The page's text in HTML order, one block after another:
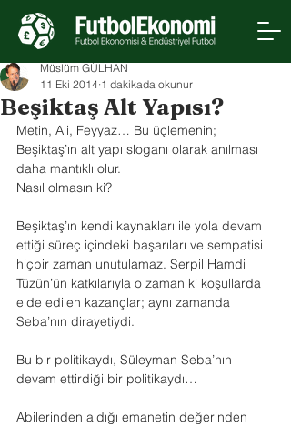
Beşiktaş Alt Yapısı?
Müslüm GÜLHAN
11 Eki 2014 1 dakikada okunur
Metin, Ali, Feyyaz… Bu üçlemenin;
Beşiktaş’ın alt yapı sloganı olarak anılması
daha mantıklı olur.
Nasıl olmasın ki?
Beşiktaş’ın kendi kaynakları ile yola devam
ettiği süreç içindeki başarıları ve sempatisi
hiçbir zaman unutulamaz. Serpil Hamdi
Tüzün’ün katkılarıyla o zaman ki koşullarda
elde edilen kazançlar; aynı zamanda
Seba’nın dirayetiydi.
Bu bir politikaydı, Süleyman Seba’nın
devam ettirdiği bir politikaydı…
Abilerinden aldığı emanetin değerinden